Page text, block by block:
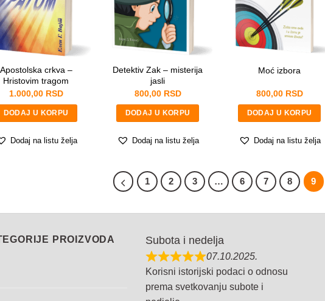
Apostolska crkva –
Hristovim tragom
1.000,00 RSD
DODAJ U KORPU
Dodaj na listu želja
Detektiv Zak – misterija
jasli
800,00 RSD
DODAJ U KORPU
Dodaj na listu želja
Moć izbora
800,00 RSD
DODAJ U KORPU
Dodaj na listu želja
1 2 3 … 6 7 8 9
PROIZVODA Subota i nedelja
07.10.2025.
Korisni istorijski podaci o odnosu
prema svetkovanju subote i